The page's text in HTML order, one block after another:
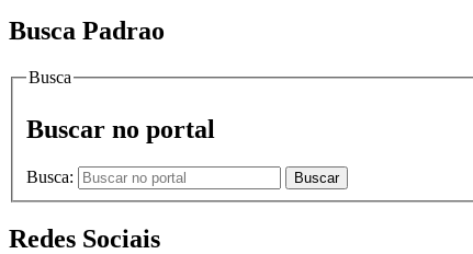
Busca Padrao
Busca
Buscar no portal
Busca: Buscar
Redes Sociais